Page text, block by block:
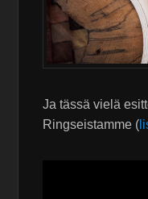
Ja tässä vielä
Ringseistamme (